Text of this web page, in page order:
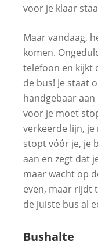
voor je klaar
Maar vandaag,
komen.
telefoon en kijkt
de bus! Je staat
handgebaar
voor je moet
verkeerde lijn, je
stopt vóór je, je
aan en zegt dat
maar wacht op
even, maar rijdt
de juiste bus al
Bushalte